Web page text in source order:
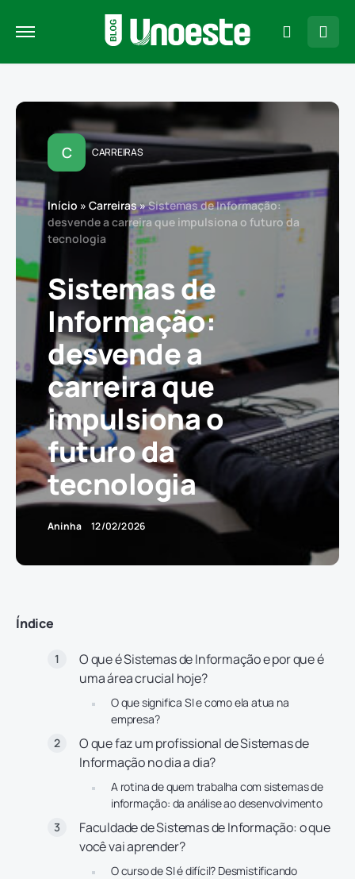
C CARREIRAS
Início » Carreiras»Sistemas de Informação:
desvende a carreira que impulsiona o futuro da
tecnologia
Sistemas de
Informação:
desvende a
carreira que
impulsiona o
futuro da
tecnologia
Aninha 12/02/2026
Índice
O que é Sistemas de Informação e por que é
uma área crucial hoje?
O que significa SI e como ela atua na
empresa?
O que faz um profissional de Sistemas de
Informação no dia a dia?
A rotina de quem trabalha com sistemas de
informação: da análise ao desenvolvimento
Faculdade de Sistemas de Informação: o que
você vai aprender?
O curso de SI é difícil? Desmistificando